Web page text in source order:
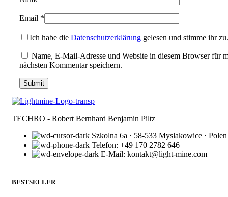
Email *
Ich habe die Datenschutzerklärung gelesen und stimme ihr zu.
Name, E-Mail-Adresse und Website in diesem Browser für
nächsten Kommentar speichern.
TECHRO - Robert Bernhard Benjamin Piltz
Szkolna 6a · 58-533 Myslakowice · Polen
Telefon: +49 170 2782 646
E-Mail: kontakt@light-mine.com
BESTSELLER